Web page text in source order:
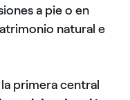
a pie o en
natural e
primera central